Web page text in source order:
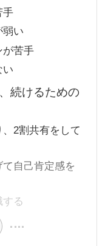
手
弱い
が苦手
い
続けるための
2割共有をして
自己肯定感を
る